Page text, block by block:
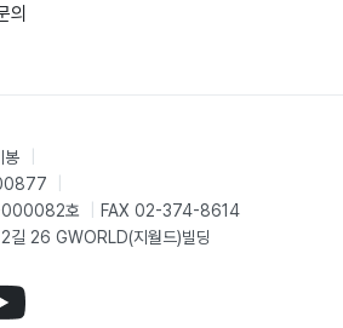
174
199
상학적 연구방법 …………… 211
의
봉
000082호
FAX 02-374-8614
길 26 GWORLD(지월드)빌딩